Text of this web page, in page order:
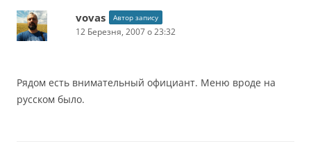
vovas Автор запису
12 Березня, 2007 о 23:32
Рядом есть внимательный официант. Меню вроде на
русском было.